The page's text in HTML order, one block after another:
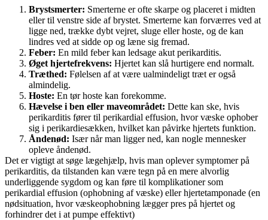
Brystsmerter: Smerterne er ofte skarpe og placeret i midten
eller til venstre side af brystet. Smerterne kan forværres ved at
ligge ned, trække dybt vejret, sluge eller hoste, og de kan
lindres ved at sidde op og læne sig fremad.
Feber: En mild feber kan ledsage akut perikarditis.
Øget hjertefrekvens: Hjertet kan slå hurtigere end normalt.
Træthed: Følelsen af at være ualmindeligt træt er også
almindelig.
Hoste: En tør hoste kan forekomme.
Hævelse i ben eller maveområdet: Dette kan ske, hvis
perikarditis fører til perikardial effusion, hvor væske ophober
sig i perikardiesækken, hvilket kan påvirke hjertets funktion.
Åndenød: Især når man ligger ned, kan nogle mennesker
opleve åndenød.
Det er vigtigt at søge lægehjælp, hvis man oplever symptomer på
perikarditis, da tilstanden kan være tegn på en mere alvorlig
underliggende sygdom og kan føre til komplikationer som
perikardial effusion (ophobning af væske) eller hjertetamponade (en
nødsituation, hvor væskeophobning lægger pres på hjertet og
forhindrer det i at pumpe effektivt)